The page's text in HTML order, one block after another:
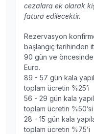
cezalara ek olarak
fatura edilecektir.
Rezervasyon
başlangıç tarihinden
90 gün ve öncesinde
Euro.
89 - 57 gün kala
toplam ücretin %25’i
56 - 29 gün kala
toplam ücretin %50’si
28 - 15 gün kala
toplam ücretin %75’i